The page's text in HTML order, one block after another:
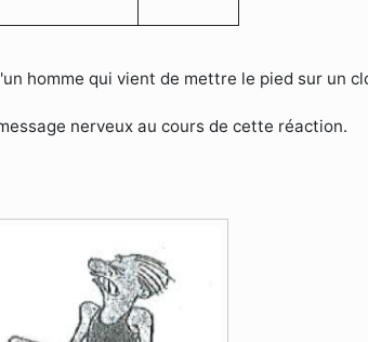
homme qui vient de mettre le pied sur un
nerveux au cours de cette réaction.